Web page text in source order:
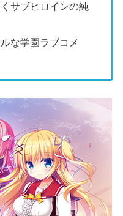
サブヒロインの純
な学園ラブコメ